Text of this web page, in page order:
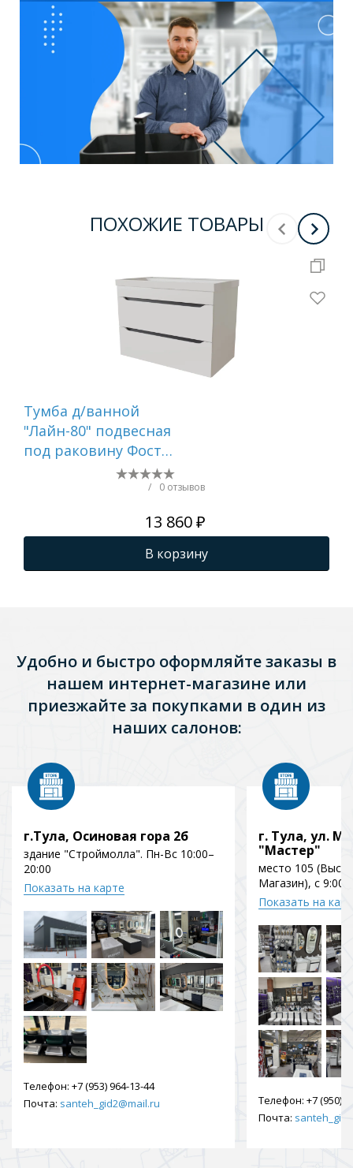
ПОХОЖИЕ ТОВАРЫ
Тумба д/ванной
"Лайн-80" подвесная
под раковину Фостер
80 (Kirovit)/Fest-80
/ 0 отзывов
13 860 ₽
В корзину
Удобно и быстро оформляйте заказы в
нашем интернет-магазине или
приезжайте за покупками в один из
наших салонов:
г.Тула, Осиновая гора 2б
здание "Строймолла". Пн-Вс 10:00–
20:00
Показать на карте
Телефон: +7 (953) 964-13-44
Почта: santeh_gid2@mail.ru
г. Тула, ул.
"Мастер"
место 105
Магазин), с 9:00
Показать на
Телефон: +7 (950)
Почта: